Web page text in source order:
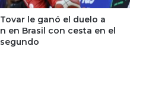
le ganó el duelo a
en Brasil con cesta en el